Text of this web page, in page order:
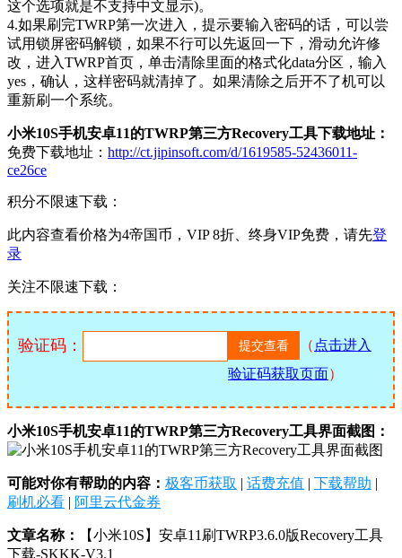
这个选项就是不支持中文显示)。
4.如果刷完TWRP第一次进入，提示要输入密码的话，可以尝
试用锁屏密码解锁，如果不行可以先返回一下，滑动允许修
改，进入TWRP首页，单击清除里面的格式化data分区，输入
yes，确认，这样密码就清掉了。如果清除之后开不了机可以
重新刷一个系统。
小米10S手机安卓11的TWRP第三方Recovery工具下载地址：
免费下载地址： http://ct.jipinsoft.com/d/1619585-52436011-
ce26ce
积分不限速下载：
此内容查看价格为4帝国币，VIP 8折、终身VIP免费，请先登
录
关注不限速下载：
验证码： （ 点击进入
验证码获取页面）
小米10S手机安卓11的TWRP第三方Recovery工具界面截图：
可能对你有帮助的内容： 极客币获取 | 话费充值 | 下载帮助 |
刷机必看 | 阿里云代金券
文章名称：
【小米10S】安卓11刷TWRP3.6.0版Recovery工具
下载-SKKK-V3.1